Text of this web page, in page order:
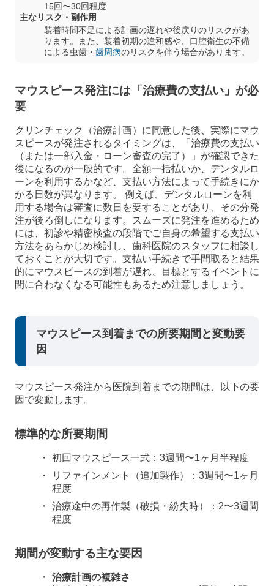
15回〜30回程度
主なリスク・副作用
装着時間不足による計画の遅れや後戻りのリスクがあ
ります。また、装着初期の違和感や、口腔衛生の不備
による虫歯・ 歯周病のリスクを伴う場合があります。
マウスピース発注には「治療費の支払い」が必
要
クリンチェック（治療計画）に同意した後、実際にマウ
スピースが発注されるタイミングは、「治療費の支払い
（または一部入金・ローン審査の完了）」が確認できた
後になるのが一般的です。全額一括払いか、デンタルロ
ーンを利用するかなど、支払い方法によって手続きにか
かる日数が異なります。 例えば、デンタルローンを利
用する場合は審査に数日を要することがあり、その分発
注が後ろ倒しになります。スムーズに発注を進めるため
には、初診や精密検査の段階でご自身の希望する支払い
方法をあらかじめ検討し、歯科医院のスタッフに相談し
ておくことが大切です。支払い手続きで手間取ると結果
的にマウスピースの到着が遅れ、目標とするイベントに
間に合わなくなる可能性もあるため注意しましょう。
マウスピース到着までの所要期間と変動要
因
マウスピース発注から医院到着までの期間は、以下の要
因で変動します。
標準的な所要期間
初回マウスピース一式：3週間〜1ヶ月半程度
リファインメント（追加製作）：3週間〜1ヶ月
程度
治療途中の再作製（破損・紛失時）：2〜3週間
程度
期間が変動する主な要因
治療計画の複雑さ